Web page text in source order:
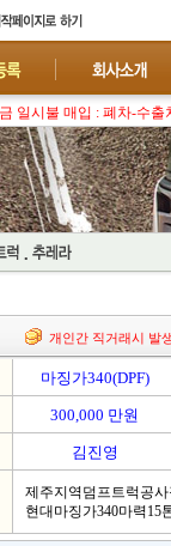
개인간 직거래시 발
마징가340(DPF)
300,000 만원
김진영
제주지역덤프트럭공
현대마징가340마력15